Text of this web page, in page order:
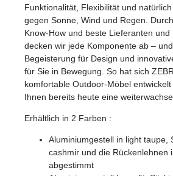
Funktionalität, Flexibilität und
gegen Sonne, Wind und Regen.
Know-How und beste Lieferanten
decken wir jede Komponente ab –
Begeisterung für Design und
für Sie in Bewegung. So hat sich
komfortable Outdoor-Möbel
Ihnen bereits heute eine
Erhältlich in 2 Farben :
Aluminiumgestell in light taupe,
cashmir und die Rückenlehnen
abgestimmt